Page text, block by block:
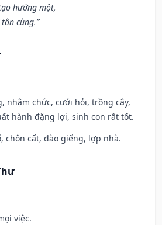
hướng một,
cùng.”
nhậm chức, cưới hỏi, trồng cây,
hành đặng lợi, sinh con rất tốt.
chôn cất, đào giếng, lợp nhà.
việc.